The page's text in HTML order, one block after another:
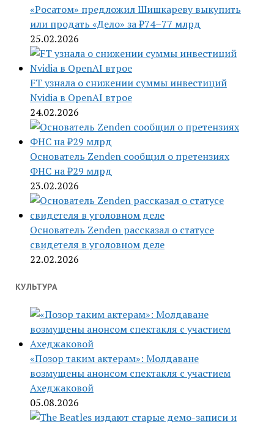
«Росатом» предложил Шишкареву выкупить
или продать «Дело» за ₽74–77 млрд
25.02.2026
FT узнала о снижении суммы инвестиций
Nvidia в OpenAI втрое
24.02.2026
Основатель Zenden сообщил о претензиях
ФНС на ₽29 млрд
23.02.2026
Основатель Zenden рассказал о статусе
свидетеля в уголовном деле
22.02.2026
КУЛЬТУРА
«Позор таким актерам»: Молдаване
возмущены анонсом спектакля с участием
Ахеджаковой
05.08.2026